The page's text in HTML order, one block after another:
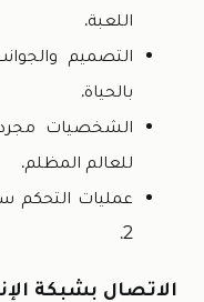
اللعبة.
التصميم
بالحياة.
الشخصيات
للعالم المظلم.
2.
الاتصال بشبكة